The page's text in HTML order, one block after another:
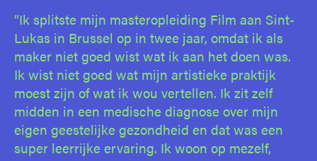
“Ik splitste mijn masteropleiding Film aan Sint-
Lukas in Brussel op in twee jaar, omdat ik als
maker niet goed wist wat ik aan het doen was.
Ik wist niet goed wat mijn artistieke praktijk
moest zijn of wat ik wou vertellen. Ik zit zelf
midden in een medische diagnose over mijn
eigen geestelijke gezondheid en dat was een
super leerrijke ervaring. Ik woon op mezelf,